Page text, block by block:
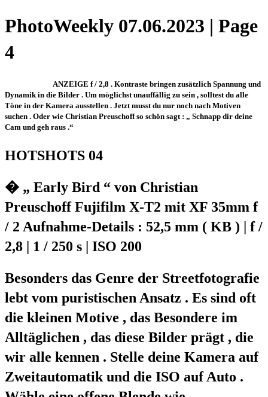
PhotoWeekly 07.06.2023 | Page
4
ANZEIGE f / 2,8 . Kontraste bringen zusätzlich Spannung und
Dynamik in die Bilder . Um möglichst unauffällig zu sein , solltest du alle
Töne in der Kamera ausstellen . Jetzt musst du nur noch nach Motiven
suchen . Oder wie Christian Preuschoff so schön sagt : „ Schnapp dir deine
Cam und geh raus .“
HOTSHOTS 04
� „ Early Bird “ von Christian
Preuschoff Fujifilm X-T2 mit XF 35mm f
/ 2 Aufnahme-Details : 52,5 mm ( KB ) | f /
2,8 | 1 / 250 s | ISO 200
Besonders das Genre der Streetfotografie
lebt vom puristischen Ansatz . Es sind oft
die kleinen Motive , das Besondere im
Alltäglichen , das diese Bilder prägt , die
wir alle kennen . Stelle deine Kamera auf
Zweitautomatik und die ISO auf Auto .